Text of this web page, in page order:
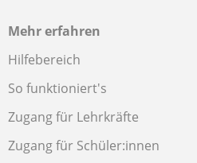
Mehr erfahren
Hilfebereich
So funktioniert's
Zugang für Lehrkräfte
Zugang für Schüler:innen